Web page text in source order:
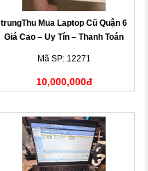
trungThu Mua Laptop Cũ Quận 6
Giá Cao – Uy Tín – Thanh Toán
Mã SP: 12271
10,000,000đ